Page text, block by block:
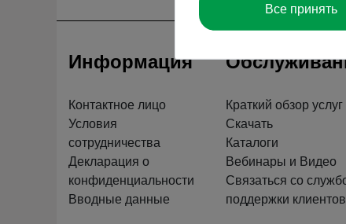
Информация
Контактное лицо
Условия
сотрудничества
Декларация о
конфиденциальности
Вводные данные
Краткий обзор услуг
Скачать
Каталоги
Вебинары и Видео
Связаться со
поддержки клиентов
Все принять